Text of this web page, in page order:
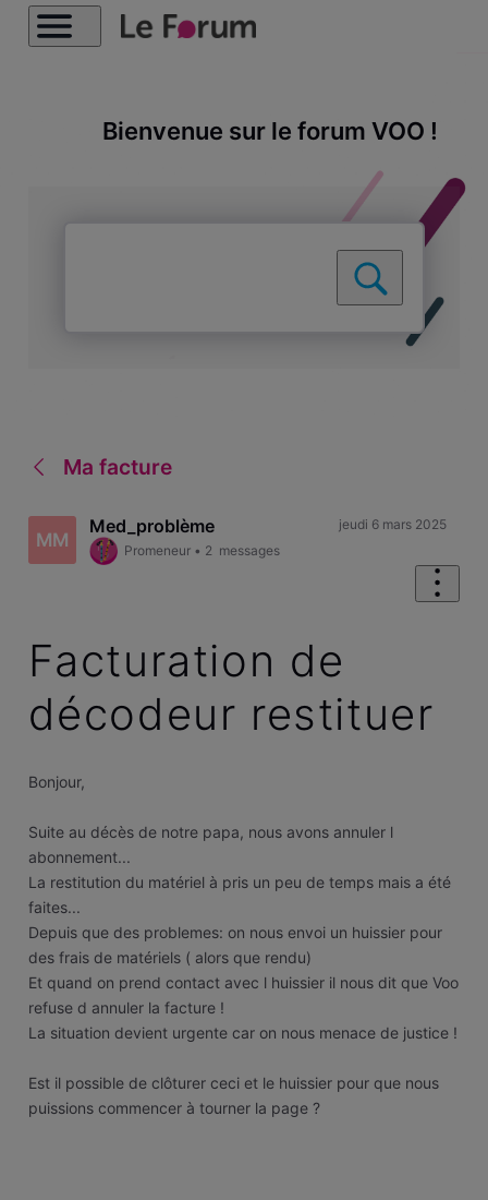
Bienvenue sur le forum VOO !
Ma facture
MM
Med_problème
Promeneur • 2 messages
jeudi 6 mars 2025
Facturation de
décodeur restituer
Bonjour,
Suite au décès de notre papa, nous avons annuler l
abonnement...
La restitution du matériel à pris un peu de temps mais a été
faites...
Depuis que des problemes: on nous envoi un huissier pour
des frais de matériels ( alors que rendu)
Et quand on prend contact avec l huissier il nous dit que Voo
refuse d annuler la facture !
La situation devient urgente car on nous menace de justice !
Est il possible de clôturer ceci et le huissier pour que nous
puissions commencer à tourner la page ?